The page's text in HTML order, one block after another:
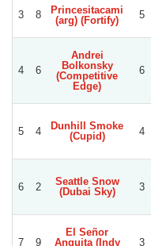
3 8
Princesitacami
(arg) (Fortify)
5
4 6
Andrei
Bolkonsky
(Competitive
Edge)
6
5 4
Dunhill Smoke
(Cupid)
4
6 2
Seattle Snow
(Dubai Sky)
3
7 9
El Señor
Anguita (Indy
3